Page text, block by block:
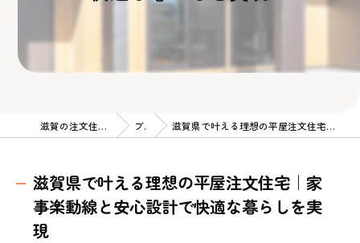
滋賀の注文住宅ならつなぐハウス ブログ 滋賀県で叶える理想の平屋注文住宅｜家事楽動線と安心設計で快適な暮らしを実現
滋賀県で叶える理想の平屋注文住宅｜家
事楽動線と安心設計で快適な暮らしを実
現